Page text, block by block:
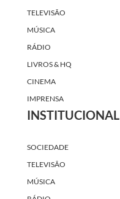
TELEVISÃO
MÚSICA
RÁDIO
LIVROS & HQ
CINEMA
IMPRENSA
INSTITUCIONAL
SOCIEDADE
TELEVISÃO
MÚSICA